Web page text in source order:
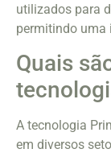
utilizados para
permitindo uma
Quais
A tecnologia
em diversos